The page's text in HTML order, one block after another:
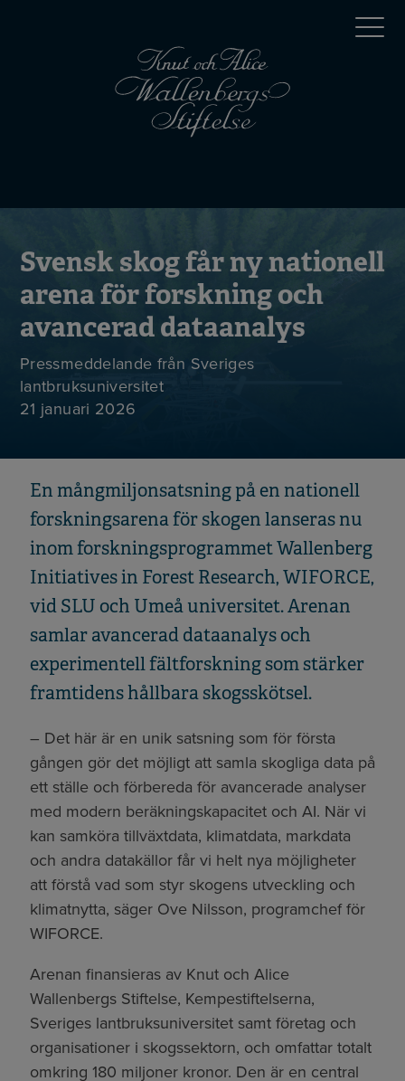
menu
Svensk skog får ny nationell
arena för forskning och
avancerad dataanalys
Pressmeddelande från Sveriges
lantbruksuniversitet
21 januari 2026
En mångmiljonsatsning på en nationell
forskningsarena för skogen lanseras nu
inom forskningsprogrammet Wallenberg
Initiatives in Forest Research, WIFORCE,
vid SLU och Umeå universitet. Arenan
samlar avancerad dataanalys och
experimentell fältforskning som stärker
framtidens hållbara skogsskötsel.
– Det här är en unik satsning som för första
gången gör det möjligt att samla skogliga data på
ett ställe och förbereda för avancerade analyser
med modern beräkningskapacitet och AI. När vi
kan samköra tillväxtdata, klimatdata, markdata
och andra datakällor får vi helt nya möjligheter
att förstå vad som styr skogens utveckling och
klimatnytta, säger Ove Nilsson, programchef för
WIFORCE.
Arenan finansieras av Knut och Alice
Wallenbergs Stiftelse, Kempestiftelserna,
Sveriges lantbruksuniversitet samt företag och
organisationer i skogssektorn, och omfattar totalt
omkring 180 miljoner kronor. Den är en central